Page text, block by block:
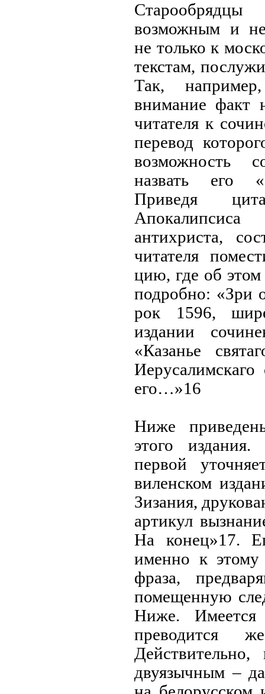
возможным и
не только к
текстам,
Так,
внимание факт
читателя к
перевод
возможность
назвать его
Приведя
антихриста,
читателя
цию, где об этом
подробно: «Зри
рок 1596,
издании
«Казанье
его…»16
Ниже
этого
первой
виленском
Зизания,
артикул
На конец»17.
именно к этому
фраза,
помещенную
Ниже. Имеется
преводится
двуязычным –